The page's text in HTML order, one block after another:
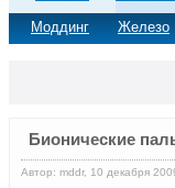
Моддинг
Железо
Бионические
Автор: mddr, 10 декабря